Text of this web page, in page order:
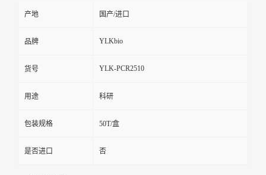
产地 国产/进口
品牌 YLKbio
货号 YLK-PCR2510
用途 科研
包装规格 50T/盒
是否进口 否